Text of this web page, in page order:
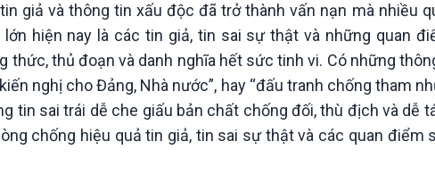
giả và thông tin xấu độc đã trở thành vấn nạn mà nhiều
hiện nay là các tin giả, tin sai sự thật và những quan
thủ đoạn và danh nghĩa hết sức tinh vi. Có những
nghị cho Đảng, Nhà nước”, hay “đấu tranh chống tham
tin sai trái dễ che giấu bản chất chống đối, thù địch và dễ
chống hiệu quả tin giả, tin sai sự thật và các quan điểm